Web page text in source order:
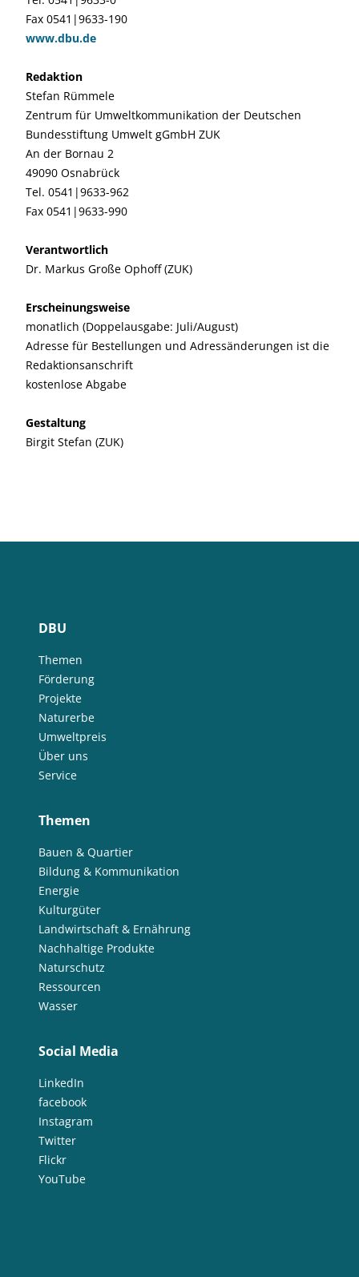
Fax 0541|9633-190
www.dbu.de
Redaktion
Stefan Rümmele
Zentrum für Umweltkommunikation der Deutschen
Bundesstiftung Umwelt gGmbH ZUK
An der Bornau 2
49090 Osnabrück
Tel. 0541|9633-962
Fax 0541|9633-990
Verantwortlich
Dr. Markus Große Ophoff (ZUK)
Erscheinungsweise
monatlich (Doppelausgabe: Juli/August)
Adresse für Bestellungen und Adressänderungen ist die
Redaktionsanschrift
kostenlose Abgabe
Gestaltung
Birgit Stefan (ZUK)
DBU
Themen
Förderung
Projekte
Naturerbe
Umweltpreis
Über uns
Service
Themen
Bauen & Quartier
Bildung & Kommunikation
Energie
Kulturgüter
Landwirtschaft & Ernährung
Nachhaltige Produkte
Naturschutz
Ressourcen
Wasser
Social Media
LinkedIn
facebook
Instagram
Twitter
Flickr
YouTube